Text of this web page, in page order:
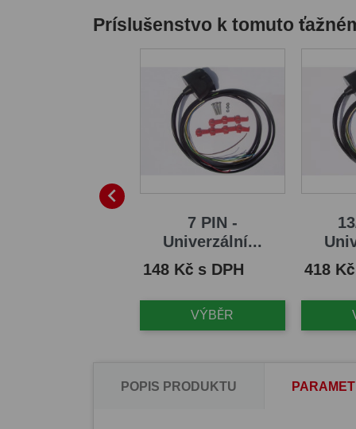
Príslušenstvo k tomuto

7 PIN -
Univerzální...
Cena
148 Kč s DPH
VÝBĚR
Cena
418
POPIS PRODUKTU